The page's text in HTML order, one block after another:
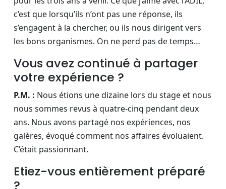
c’est que lorsqu’ils n’ont pas une réponse, ils
s’engagent à la chercher, ou ils nous dirigent vers
les bons organismes. On ne perd pas de temps…
Vous avez continué à partager
votre expérience ?
P.M. : Nous étions une dizaine lors du stage et nous
nous sommes revus à quatre-cinq pendant deux
ans. Nous avons partagé nos expériences, nos
galères, évoqué comment nos affaires évoluaient.
C’était passionnant.
Etiez-vous entièrement préparé
?